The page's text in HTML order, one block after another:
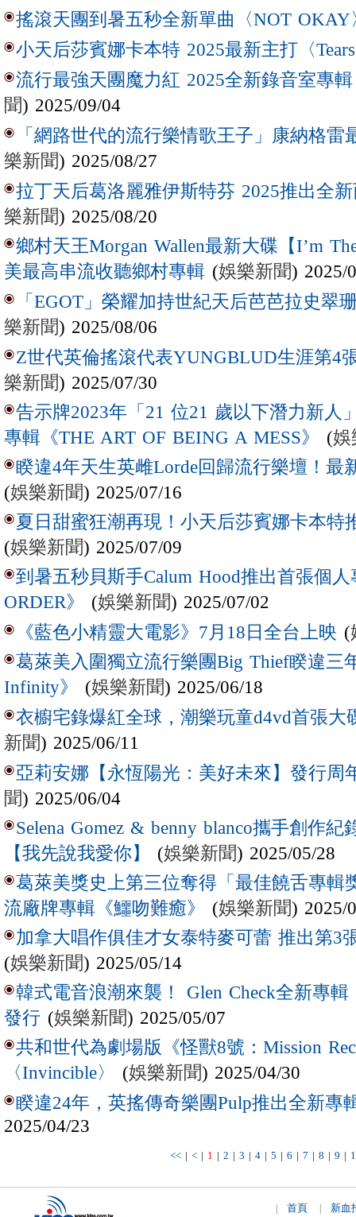
搖滾天團到暑五秒全新單曲〈NOT OKAY
小天后莎賓娜卡本特 2025最新主打〈
流行最強天團魔力紅 2025全新錄音室專
聞) 2025/09/04
「網路世代的流行樂情歌王子」康納格雷
樂新聞) 2025/08/27
拉丁天后葛洛麗雅伊斯特芬 2025推出全新
樂新聞) 2025/08/20
鄉村天王Morgan Wallen最新大碟【I’m
美最高串流收聽鄉村專輯 (娛樂新聞) 2025/
「EGOT」榮耀加持世紀天后芭芭拉史翠
樂新聞) 2025/08/06
Z世代英倫搖滾代表YUNGBLUD生涯第4
樂新聞) 2025/07/30
告示牌2023年「21 位21 歲以下潛力新人
專輯《THE ART OF BEING A MESS》
(娛
睽違4年天生英雌Lorde回歸流行樂壇！最
(娛樂新聞) 2025/07/16
夏日甜蜜狂潮再現！小天后莎賓娜卡本特
(娛樂新聞) 2025/07/09
到暑五秒貝斯手Calum Hood推出首張個人
ORDER》
(娛樂新聞) 2025/07/02
《藍色小精靈大電影》7月18日全台上映 (
葛萊美入圍獨立流行樂團Big Thief睽違三
Infinity》
(娛樂新聞) 2025/06/18
衣櫥宅錄爆紅全球，潮樂玩童d4vd首張大
新聞) 2025/06/11
亞莉安娜【永恆陽光：美好未來】發行周
聞) 2025/06/04
Selena Gomez & benny blanco攜手創作
【我先說我愛你】
(娛樂新聞) 2025/05/28
葛萊美獎史上第三位奪得「最佳饒舌專輯
流廠牌專輯《鱷吻難癒》
(娛樂新聞) 2025/
加拿大唱作俱佳才女泰特麥可蕾 推出第3
(娛樂新聞) 2025/05/14
韓式電音浪潮來襲！ Glen Check全新專輯
發行 (娛樂新聞) 2025/05/07
共和世代為劇場版《怪獸8號：Mission
〈Invincible〉
(娛樂新聞) 2025/04/30
睽違24年，英搖傳奇樂團Pulp推出全新專
2025/04/23
<<| <| 1 | 2 | 3 | 4| 5 | 6 | 7 | 8 | 9 |
首頁 新血